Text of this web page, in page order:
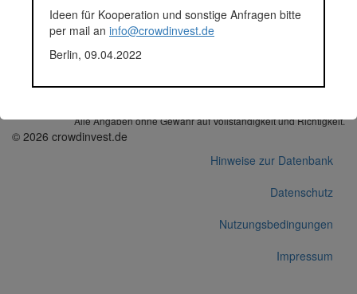
31.12. – erhalten die Anleger
den Investmentbetrag samt
Alle Angaben ohne Gewähr auf Vollständigkeit und Richtigkeit.
© 2026 crowdinvest.de
Hinweise zur Datenbank
Datenschutz
Nutzungsbedingungen
Impressum
Ideen für Kooperation und sonstige Anfragen bitte
per mail an info@crowdinvest.de
Berlin, 09.04.2022